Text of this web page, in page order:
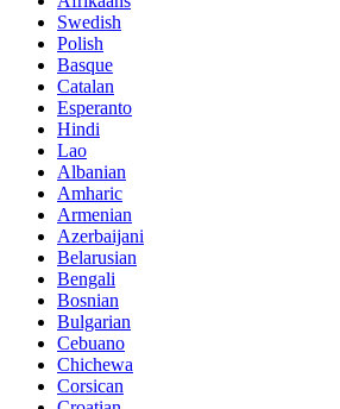
Swedish
Polish
Basque
Catalan
Esperanto
Hindi
Lao
Albanian
Amharic
Armenian
Azerbaijani
Belarusian
Bengali
Bosnian
Bulgarian
Cebuano
Chichewa
Corsican